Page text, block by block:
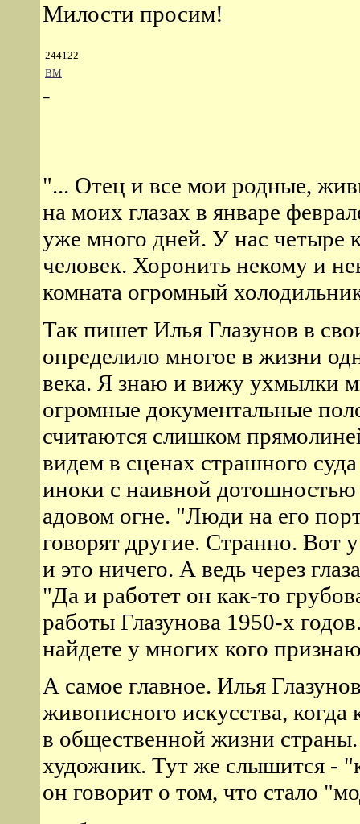
Милости просим!
244122
ВМ
-
"... Отец и все мои родные,
на моих глазах в январе
уже много дней. У нас четыре
человек. Хоронить некому и
комната огромный
Так пишет Илья Глазунов в
определило многое в жизни
века. Я знаю и вижу ухмылки
огромные документальные
считаются слишком
видем в сценах страшного
иноки с наивной
адовом огне. "Люди на его
говорят другие. Странно. Вот
и это ничего. А ведь через
"Да и работет он как-то
работы Глазунова 1950-х
найдете у многих кого
А самое главное. Илья
живописного искусства,
в общественной жизни
художник. Тут же слышится -
он говорит о том, что стало